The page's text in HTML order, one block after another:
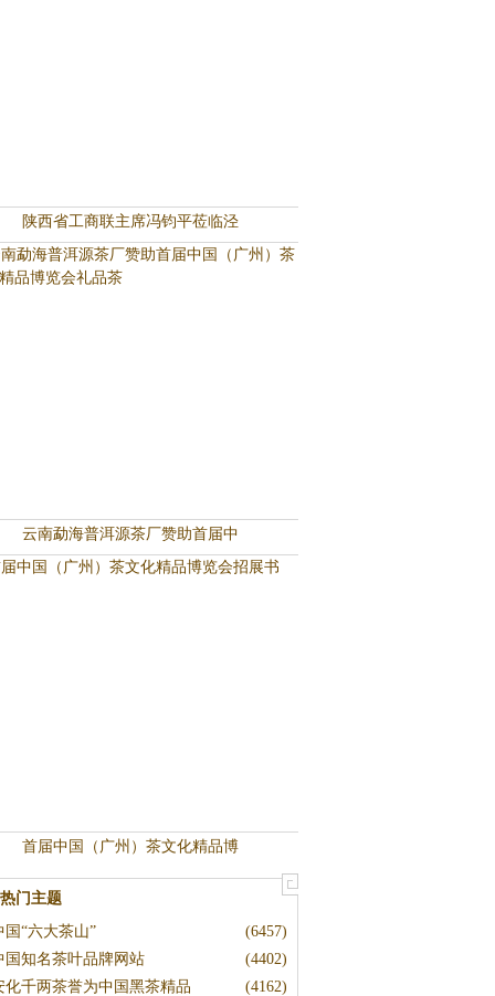
陕西省工商联主席冯钧平莅临泾
云南勐海普洱源茶厂赞助首届中
首届中国（广州）茶文化精品博
热门主题
(6457)
国“六大茶山”
(4402)
国知名茶叶品牌网站
(4162)
化千两茶誉为中国黑茶精品